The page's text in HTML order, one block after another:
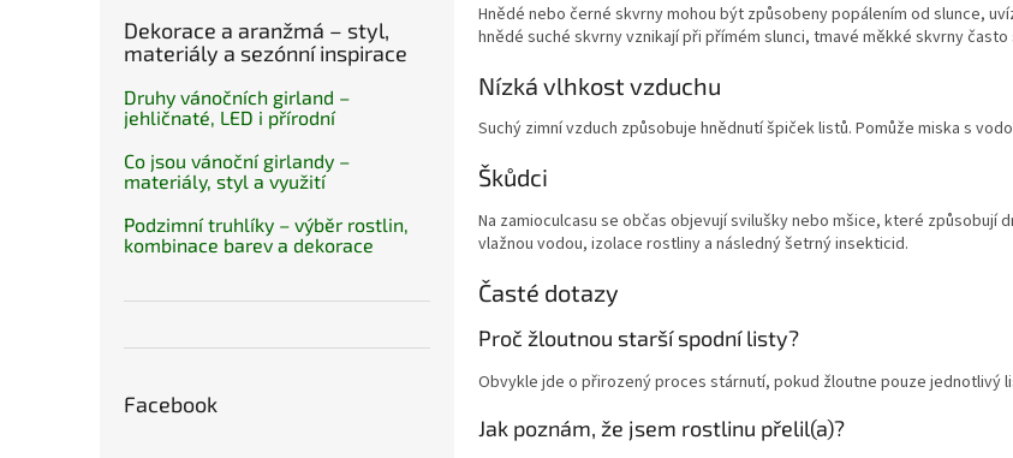
Dekorace a aranžmá – styl,
materiály a sezónní inspirace
Druhy vánočních girland –
jehličnaté, LED i přírodní
Co jsou vánoční girlandy –
materiály, styl a využití
Podzimní truhlíky – výběr rostlin,
kombinace barev a dekorace
Facebook
Hnědé nebo černé skvrny mohou být způsobeny popálením od slunce,
hnědé suché skvrny vznikají při přímém slunci, tmavé měkké skvrny
Nízká vlhkost vzduchu
Suchý zimní vzduch způsobuje hnědnutí špiček listů. Pomůže miska s
Škůdci
Na zamioculcasu se občas objevují svilušky nebo mšice, které způsobují
vlažnou vodou, izolace rostliny a následný šetrný insekticid.
Časté dotazy
Proč žloutnou starší spodní listy?
Obvykle jde o přirozený proces stárnutí, pokud žloutne pouze jednotlivý
Jak poznám, že jsem rostlinu přelil(a)?